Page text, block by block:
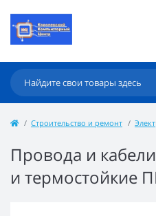
Строительство и ремонт
Провода и
и термостойкие